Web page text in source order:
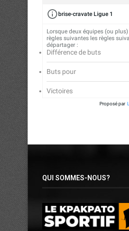
brise-cravate Ligue 1
Lorsque deux équipes (ou
règles suivantes les règles
départager :
Différence de buts
Buts pour
Victoires
Proposé par
QUI SOMMES-NOUS?